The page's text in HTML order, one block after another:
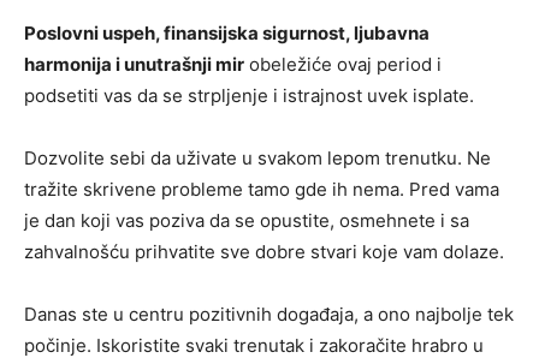
Poslovni uspeh, finansijska sigurnost, ljubavna
harmonija i unutrašnji mir obeležiće ovaj period i
podsetiti vas da se strpljenje i istrajnost uvek isplate.
Dozvolite sebi da uživate u svakom lepom trenutku. Ne
tražite skrivene probleme tamo gde ih nema. Pred vama
je dan koji vas poziva da se opustite, osmehnete i sa
zahvalnošću prihvatite sve dobre stvari koje vam dolaze.
Danas ste u centru pozitivnih događaja, a ono najbolje tek
počinje. Iskoristite svaki trenutak i zakoračite hrabro u